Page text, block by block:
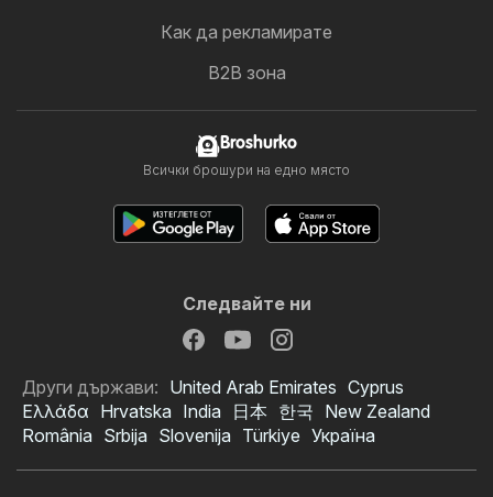
Как да рекламирате
B2B зона
Broshurko
Всички брошури на едно място
Следвайте ни
Други държави: United Arab Emirates Cyprus
Ελλάδα Hrvatska India 日本 한국 New Zealand
România Srbija Slovenija Türkiye Україна